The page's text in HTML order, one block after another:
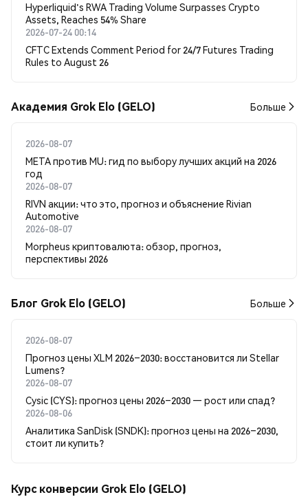
Hyperliquid's RWA Trading Volume Surpasses Crypto
Assets, Reaches 54% Share
2026-07-24 00:14
CFTC Extends Comment Period for 24/7 Futures Trading
Rules to August 26
Академия Grok Elo (GELO) Больше
2026-08-07
META против MU: гид по выбору лучших акций на 2026
год
2026-08-07
RIVN акции: что это, прогноз и объяснение Rivian
Automotive
2026-08-07
Morpheus криптовалюта: обзор, прогноз,
перспективы 2026
Блог Grok Elo (GELO) Больше
2026-08-07
Прогноз цены XLM 2026–2030: восстановится ли Stellar
Lumens?
2026-08-07
Cysic (CYS): прогноз цены 2026–2030 — рост или спад?
2026-08-06
Аналитика SanDisk (SNDK): прогноз цены на 2026–2030,
стоит ли купить?
Курс конверсии Grok Elo (GELO)